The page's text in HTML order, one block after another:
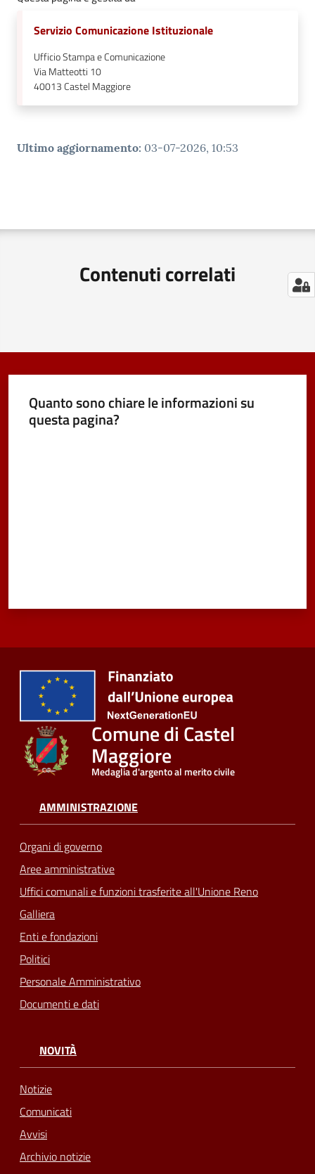
Servizio Comunicazione Istituzionale
Ufficio Stampa e Comunicazione
Via Matteotti 10
40013Castel Maggiore
Ultimo aggiornamento: 03-07-2026, 10:53
Contenuti correlati
Quanto sono chiare le informazioni su
questa pagina?
Comune di Castel
Maggiore
Medaglia d'argento al merito civile
AMMINISTRAZIONE
Organi di governo
Aree amministrative
Uffici comunali e funzioni trasferite all'Unione Reno
Galliera
Enti e fondazioni
Politici
Personale Amministrativo
Documenti e dati
NOVITÀ
Notizie
Comunicati
Avvisi
Archivio notizie